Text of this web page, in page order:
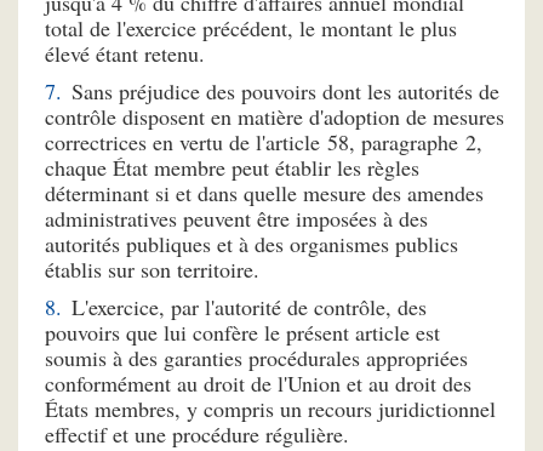
total de l'exercice précédent, le montant le plus
élevé étant retenu.
Sans préjudice des pouvoirs dont les autorités de
contrôle disposent en matière d'adoption de mesures
correctrices en vertu de l'article 58, paragraphe 2,
chaque État membre peut établir les règles
déterminant si et dans quelle mesure des amendes
administratives peuvent être imposées à des
autorités publiques et à des organismes publics
établis sur son territoire.
L'exercice, par l'autorité de contrôle, des
pouvoirs que lui confère le présent article est
soumis à des garanties procédurales appropriées
conformément au droit de l'Union et au droit des
États membres, y compris un recours juridictionnel
effectif et une procédure régulière.